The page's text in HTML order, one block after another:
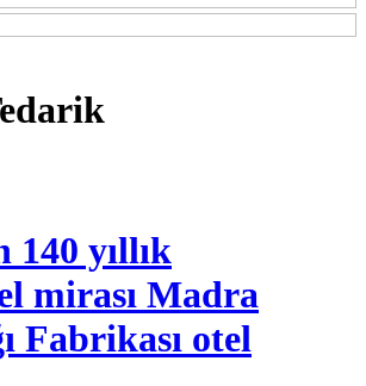
140 yıllık
mirası Madra
Fabrikası otel